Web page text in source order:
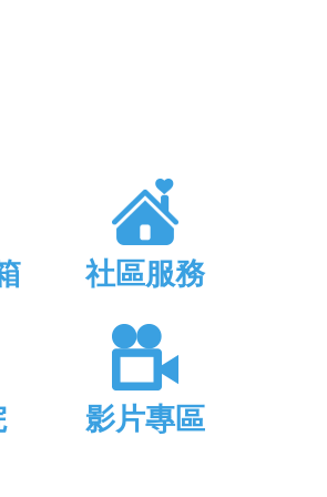
社區服務
影片專區